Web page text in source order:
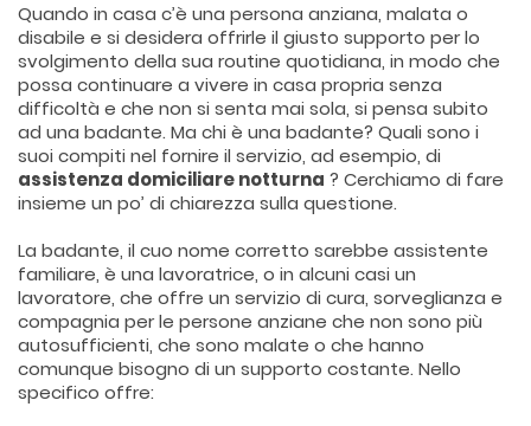
Quando in casa c’è una persona anziana, malata o
disabile e si desidera offrirle il giusto supporto per lo
svolgimento della sua routine quotidiana, in modo che
possa continuare a vivere in casa propria senza
difficoltà e che non si senta mai sola, si pensa subito
ad una badante. Ma chi è una badante? Quali sono i
suoi compiti nel fornire il servizio, ad esempio, di
assistenza domiciliare notturna ? Cerchiamo di fare
insieme un po’ di chiarezza sulla questione.
La badante, il cuo nome corretto sarebbe assistente
familiare, è una lavoratrice, o in alcuni casi un
lavoratore, che offre un servizio di cura, sorveglianza e
compagnia per le persone anziane che non sono più
autosufficienti, che sono malate o che hanno
comunque bisogno di un supporto costante. Nello
specifico offre: